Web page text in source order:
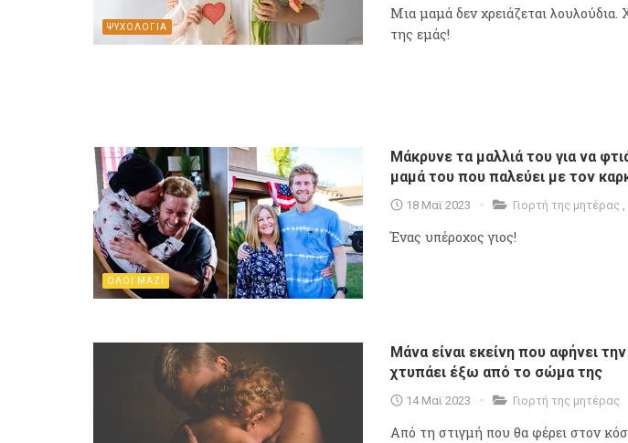
ΨΥΧΟΛΟΓΙΑ
Μια μαμά δεν χρειάζεται λουλούδια.
της εμάς!
ΟΛΟΙ ΜΑΖΙ
Mάκρυνε τα μαλλιά του για να
μαμά του που παλεύει με τον
18 Μαϊ 2023 Γιορτή της μητέρας ,
Ένας υπέροχος γιος!
Μάνα είναι εκείνη που αφήνει
χτυπάει έξω από το σώμα της
14 Μαϊ 2023 Γιορτή της μητέρας
Από τη στιγμή που θα φέρει στον